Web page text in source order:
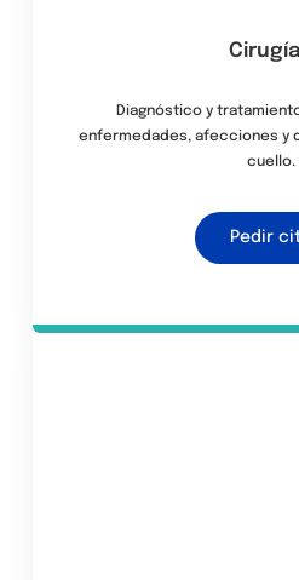
Diagnóstico y
enfermedades, afecciones y
cuello.
Pedir